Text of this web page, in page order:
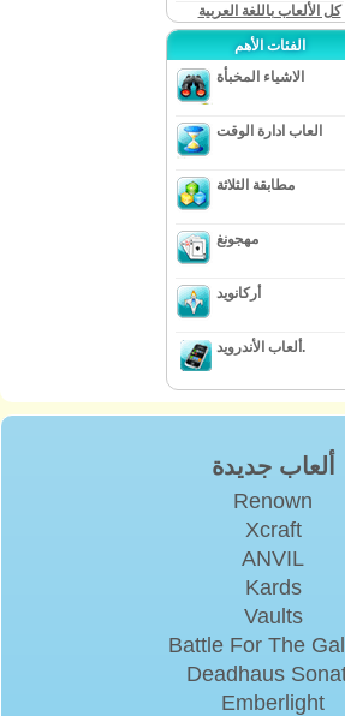
كل الألعاب باللغة العربية
الفئات الأهم
الاشياء المخبأة
العاب ادارة الوقت
مطابقة الثلاثة
مهجونغ
أركانويد
ألعاب الأندرويد.
ألعاب جديدة
Renown
Xcraft
ANVIL
Kards
Vaults
Battle For The
Deadhaus
Emberlight